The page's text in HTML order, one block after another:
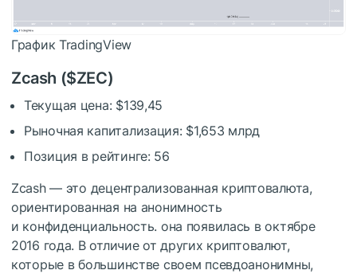
График TradingView
Zcash ($ZEC)
Текущая цена: $139,45
Рыночная капитализация: $1,653 млрд
Позиция в рейтинге: 56
Zcash — это децентрализованная криптовалюта,
ориентированная на анонимность
и конфиденциальность. она появилась в октябре
2016 года. В отличие от других криптовалют,
которые в большинстве своем псевдоанонимны,